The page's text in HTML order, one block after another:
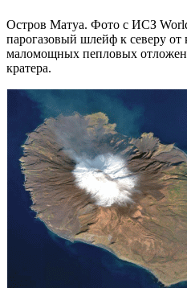
Остров Матуа. Фото с ИСЗ
парогазовый шлейф к северу от
маломощных пепловых
кратера.